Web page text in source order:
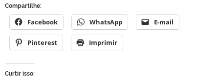
Compartilhe:
Facebook WhatsApp E-mail
Pinterest Imprimir
Curtir isso: